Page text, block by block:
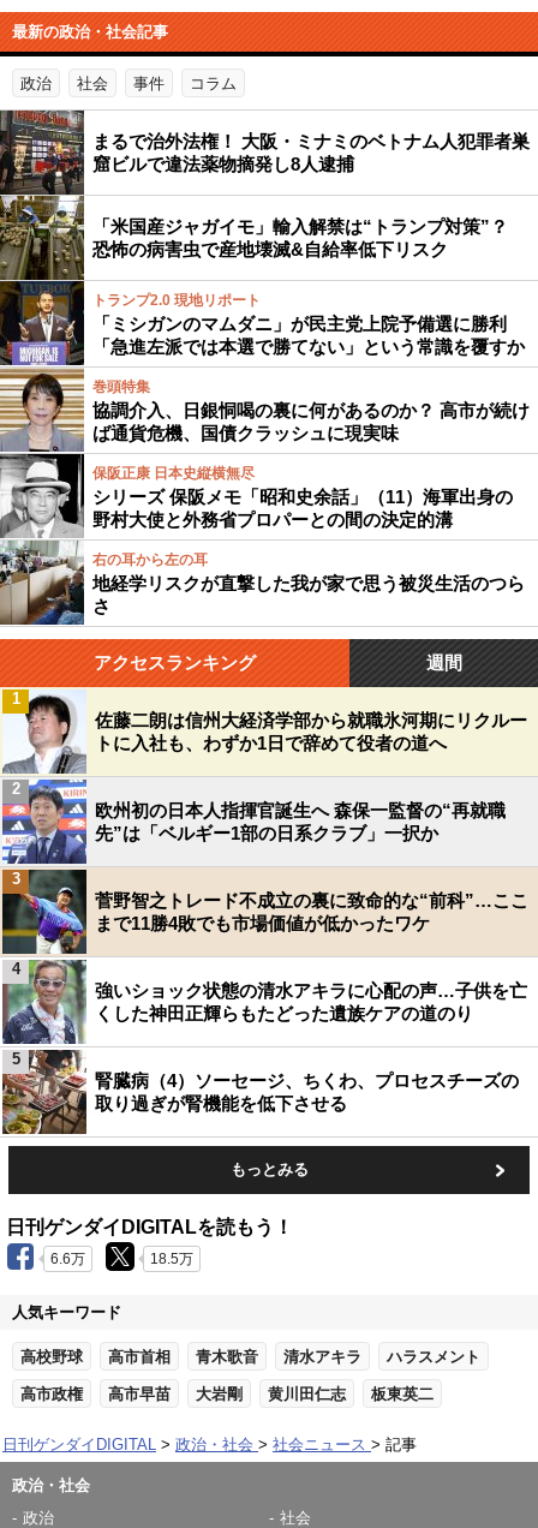
最新の政治・社会記事
政治 社会 事件 コラム
まるで治外法権！ 大阪・ミナミのベトナム人犯罪者巣
窟ビルで違法薬物摘発し8人逮捕
「米国産ジャガイモ」輸入解禁は“トランプ対策”？
恐怖の病害虫で産地壊滅&自給率低下リスク
トランプ2.0 現地リポート
「ミシガンのマムダニ」が民主党上院予備選に勝利
「急進左派では本選で勝てない」という常識を覆すか
巻頭特集
協調介入、日銀恫喝の裏に何があるのか？ 高市が続け
ば通貨危機、国債クラッシュに現実味
保阪正康 日本史縦横無尽
シリーズ 保阪メモ「昭和史余話」（11）海軍出身の
野村大使と外務省プロパーとの間の決定的溝
右の耳から左の耳
地経学リスクが直撃した我が家で思う被災生活のつら
さ
アクセスランキング 週間
佐藤二朗は信州大経済学部から就職氷河期にリクルー
トに入社も、わずか1日で辞めて役者の道へ
1
欧州初の日本人指揮官誕生へ 森保一監督の“再就職
先”は「ベルギー1部の日系クラブ」一択か
2
菅野智之トレード不成立の裏に致命的な“前科”…ここ
まで11勝4敗でも市場価値が低かったワケ
3
強いショック状態の清水アキラに心配の声…子供を亡
くした神田正輝らもたどった遺族ケアの道のり
4
腎臓病（4）ソーセージ、ちくわ、プロセスチーズの
取り過ぎが腎機能を低下させる
5
もっとみる
日刊ゲンダイDIGITALを読もう！
6.6万 18.5万
人気キーワード
高校野球 高市首相 青木歌音 清水アキラ ハラスメント
高市政権 高市早苗 大岩剛 黄川田仁志 板東英二
日刊ゲンダイDIGITAL 政治・社会 社会ニュース 記事
政治・社会
政治
社会